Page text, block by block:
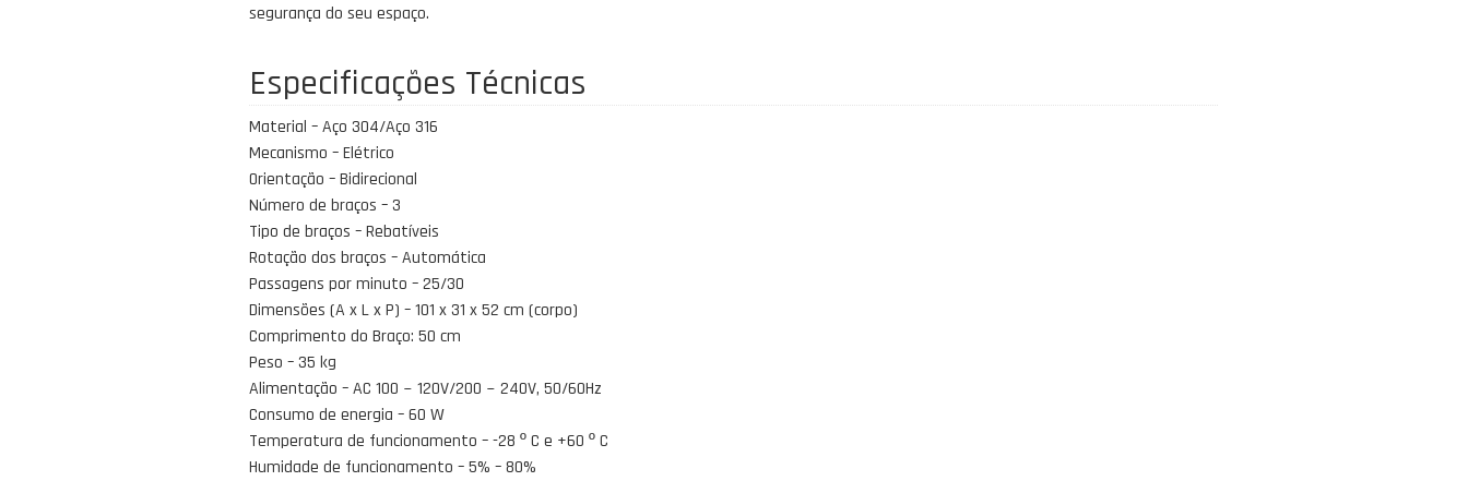
segurança do seu espaço.
Especificações Técnicas
Material – Aço 304/Aço 316
Mecanismo – Elétrico
Orientação – Bidirecional
Número de braços – 3
Tipo de braços – Rebatíveis
Rotação dos braços – Automática
Passagens por minuto – 25/30
Dimensões (A x L x P) – 101 x 31 x 52 cm (corpo)
Comprimento do Braço: 50 cm
Peso – 35 kg
Alimentação – AC 100 ~ 120V/200 ~ 240V, 50/60Hz
Consumo de energia – 60 W
Temperatura de funcionamento – -28 º C e +60 º C
Humidade de funcionamento – 5% – 80%